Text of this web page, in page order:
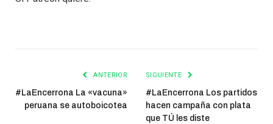
ANTERIOR
#LaEncerrona La «vacuna»
peruana se autoboicotea
SIGUIENTE
#LaEncerrona Los partidos
hacen campaña con plata
que TÚ les diste